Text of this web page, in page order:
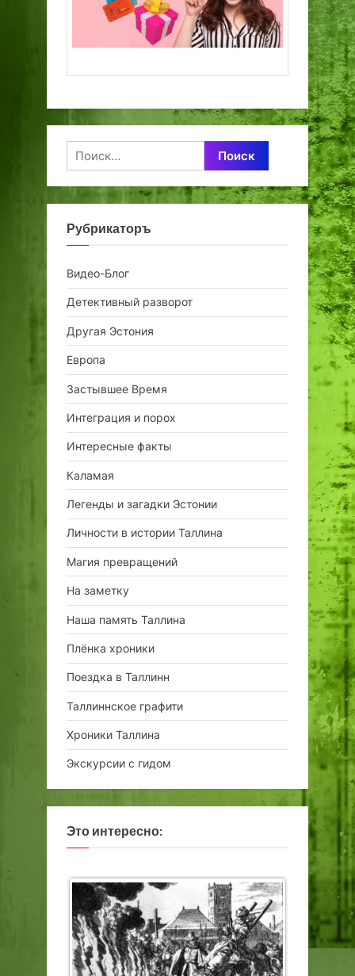
Найти:
Рубрикаторъ
Видео-Блог
Детективный разворот
Другая Эстония
Европа
Застывшее Время
Интеграция и порох
Интересные факты
Каламая
Легенды и загадки Эстонии
Личности в истории Таллина
Магия превращений
На заметку
Наша память Таллина
Плёнка хроники
Поездка в Таллинн
Таллиннское графити
Хроники Таллина
Экскурсии с гидом
Это интересно: